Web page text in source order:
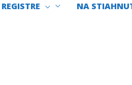
REGISTRE NA